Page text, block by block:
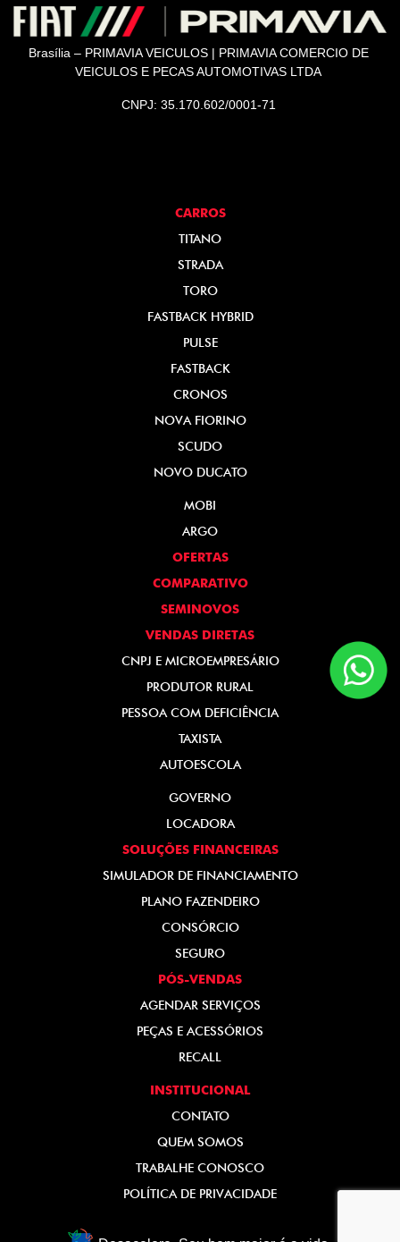
Brasília – PRIMAVIA VEICULOS | PRIMAVIA COMERCIO DE
VEICULOS E PECAS AUTOMOTIVAS LTDA
CNPJ: 35.170.602/0001-71
CARROS
TITANO
STRADA
TORO
FASTBACK HYBRID
PULSE
FASTBACK
CRONOS
NOVA FIORINO
SCUDO
NOVO DUCATO
MOBI
ARGO
OFERTAS
COMPARATIVO
SEMINOVOS
VENDAS DIRETAS
CNPJ E MICROEMPRESÁRIO
PRODUTOR RURAL
PESSOA COM DEFICIÊNCIA
TAXISTA
AUTOESCOLA
GOVERNO
LOCADORA
SOLUÇÕES FINANCEIRAS
SIMULADOR DE FINANCIAMENTO
PLANO FAZENDEIRO
CONSÓRCIO
SEGURO
PÓS-VENDAS
AGENDAR SERVIÇOS
PEÇAS E ACESSÓRIOS
RECALL
INSTITUCIONAL
CONTATO
QUEM SOMOS
TRABALHE CONOSCO
POLÍTICA DE PRIVACIDADE